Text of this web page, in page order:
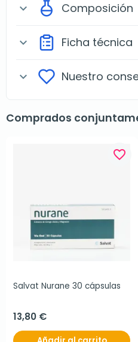
expand_more Composición
expand_more Ficha técnica
expand_more Nuestro
Comprados
favorite_border
Salvat Nurane 30 cápsulas
13,80 €